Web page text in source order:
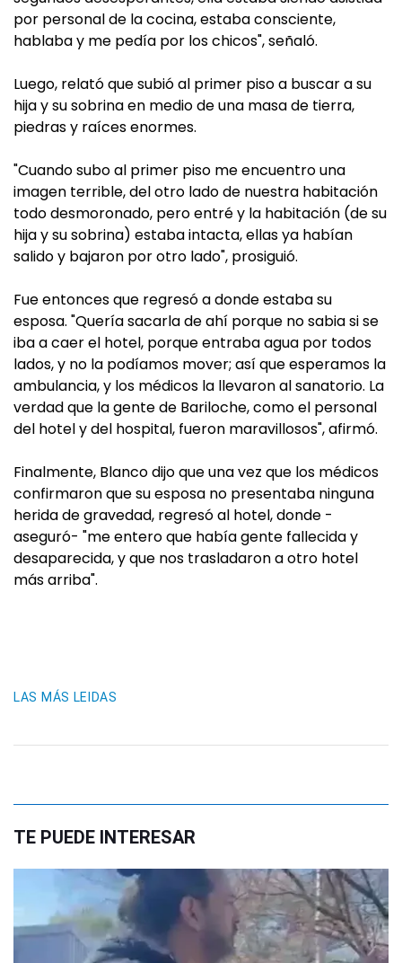
por personal de la cocina, estaba consciente,
hablaba y me pedía por los chicos", señaló.
Luego, relató que subió al primer piso a buscar a su
hija y su sobrina en medio de una masa de tierra,
piedras y raíces enormes.
"Cuando subo al primer piso me encuentro una
imagen terrible, del otro lado de nuestra habitación
todo desmoronado, pero entré y la habitación (de su
hija y su sobrina) estaba intacta, ellas ya habían
salido y bajaron por otro lado", prosiguió.
Fue entonces que regresó a donde estaba su
esposa. "Quería sacarla de ahí porque no sabia si se
iba a caer el hotel, porque entraba agua por todos
lados, y no la podíamos mover; así que esperamos la
ambulancia, y los médicos la llevaron al sanatorio. La
verdad que la gente de Bariloche, como el personal
del hotel y del hospital, fueron maravillosos", afirmó.
Finalmente, Blanco dijo que una vez que los médicos
confirmaron que su esposa no presentaba ninguna
herida de gravedad, regresó al hotel, donde -
aseguró- "me entero que había gente fallecida y
desaparecida, y que nos trasladaron a otro hotel
más arriba".
LAS MÁS LEIDAS
TE PUEDE INTERESAR